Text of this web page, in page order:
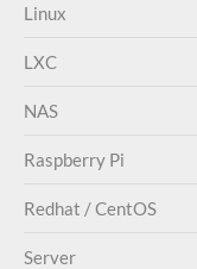
Linux
LXC
NAS
Raspberry Pi
Redhat / CentOS
Server